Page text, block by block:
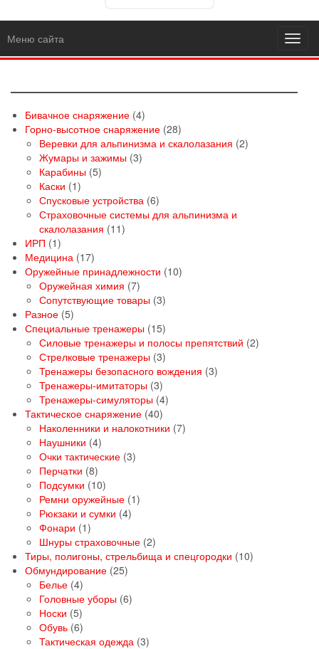
Меню сайта
Бивачное снаряжение 44
товара
Горно-высотное снаряжение 2828
товаров
Веревки для альпинизма и скалолазания 22
Жумары и зажимы 33
Карабины 55
Каски 11
товар
Спусковые устройства 66
товаров
Страховочные системы для альпинизма и
скалолазания 1111
ИРП 11
товар
Медицина 1717
товаров
Оружейные принадлежности 1010
Оружейная химия 77
товаров
Сопутствующие товары 33
Разное 55
товаров
Специальные тренажеры 1515
товаров
Силовые тренажеры и полосы препятствий 22
Стрелковые тренажеры 33
товара
Тренажеры безопасного вождения 33
Тренажеры-имитаторы 33
товара
Тренажеры-симуляторы 44
Тактическое снаряжение 4040
товаров
Наколенники и налокотники 77
Наушники 44
товара
Очки тактические 33
Перчатки 88
товаров
Подсумки 1010
товаров
Ремни оружейные 11
Рюкзаки и сумки 44
Фонари 11
товар
Шнуры страховочные 22
товара
Тиры, полигоны, стрельбища и спецгородки 1010
Обмундирование 2525
Белье 44
товара
Головные уборы 66
Носки 55
товаров
Обувь 66
товаров
Тактическая одежда 33